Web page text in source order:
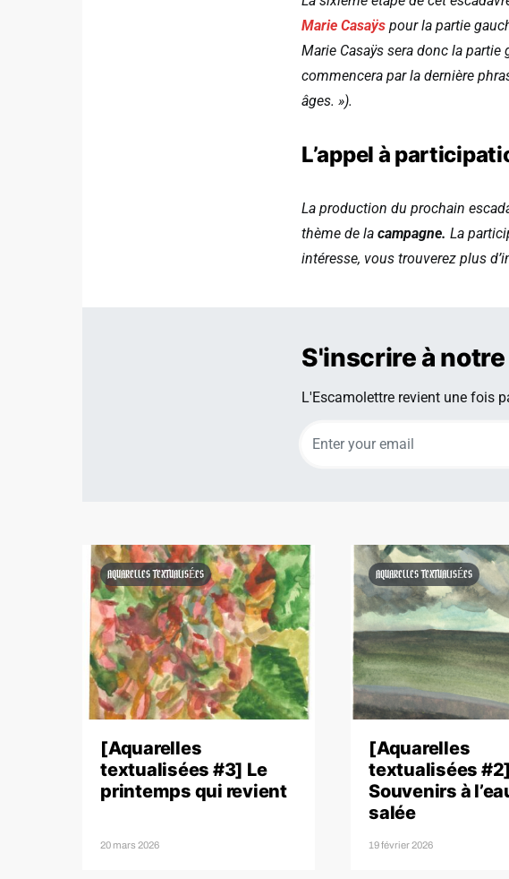
Marie Casaÿs pour la partie
Marie Casaÿs sera donc la
commencera par la dernière
âges. »).
L’appel à
La production du prochain
thème de la campagne. La
intéresse, vous trouverez plus
S'inscrire à
L'Escamolettre revient une fois
AQUARELLES TEXTUALISÉES
[Aquarelles
textualisées #3] Le
printemps qui revient
20 mars 2026
AQUARELLES TEXTUALISÉES
[Aquarelles
textualisées #2]
Souvenirs à
salée
19 février 2026